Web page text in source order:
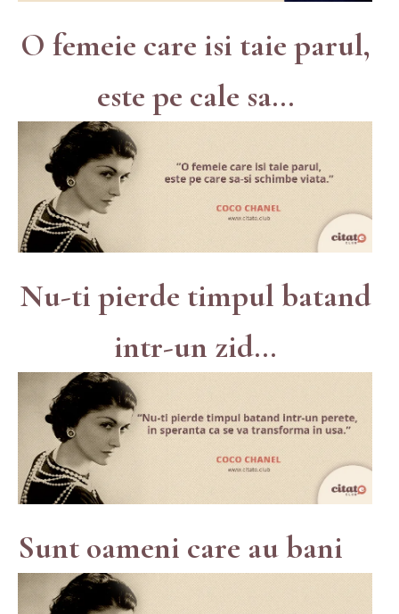
O femeie care isi taie parul,
este pe cale sa...
Nu-ti pierde timpul batand
intr-un zid...
Sunt oameni care au bani